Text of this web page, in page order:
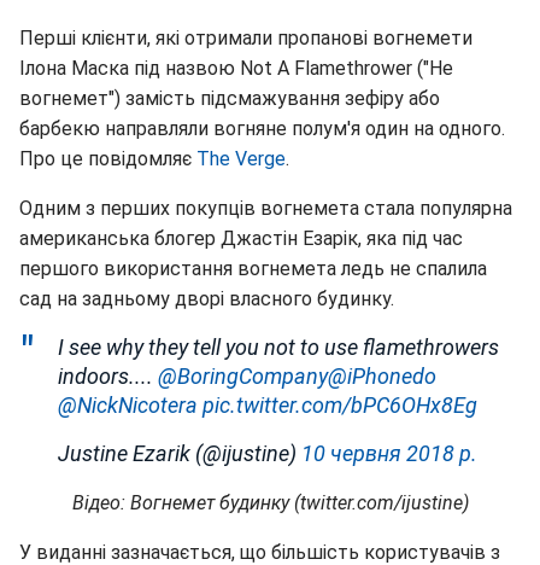
Перші клієнти, які отримали пропанові вогнемети
Ілона Маска під назвою Not A Flamethrower ("Не
вогнемет") замість підсмажування зефіру або
барбекю направляли вогняне полум'я один на одного.
Про це повідомляє The Verge.
Одним з перших покупців вогнемета стала популярна
американська блогер Джастін Езарік, яка під час
першого використання вогнемета ледь не спалила
сад на задньому дворі власного будинку.
I see why they tell you not to use flamethrowers
indoors.... @BoringCompany@iPhonedo
@NickNicotera pic.twitter.com/bPC6OHx8Eg
Justine Ezarik (@ijustine) 10 червня 2018 р.
Відео: Вогнемет будинку (twitter.com/ijustine)
У виданні зазначається, що більшість користувачів з